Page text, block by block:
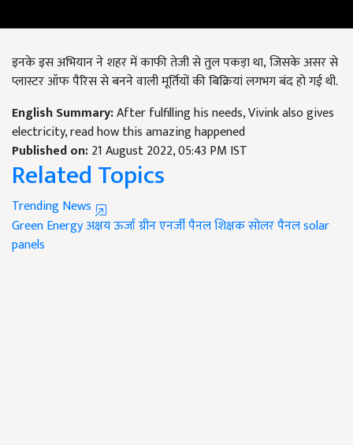
इनके इस अभियान ने शहर में काफी तेजी से तुल पकड़ा था, जिसके असर से
प्लास्टर ऑफ पैरिस से बनने वाली मूर्तियों की बिक्रियां लगभग बंद हो गई थी.
English Summary:After fulfilling his needs, Vivink also gives
electricity, read how this amazing happened
Published on:21 August 2022, 05:43 PM IST
Related Topics
Trending News
Green Energyअक्षय ऊर्जाग्रीन एनर्जी पैनलशिक्षकसोलर पैनलsolar
panels